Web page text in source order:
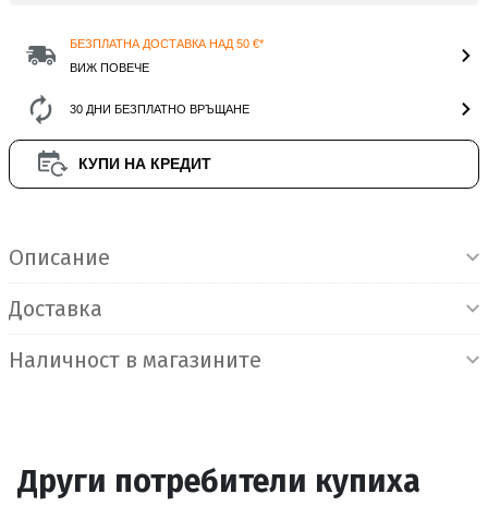
БЕЗПЛАТНА ДОСТАВКА НАД 50 €*
ВИЖ ПОВЕЧЕ
30 ДНИ БЕЗПЛАТНО ВРЪЩАНЕ
КУПИ НА КРЕДИТ
Описание
Доставка
Наличност в магазините
Други потребители купиха